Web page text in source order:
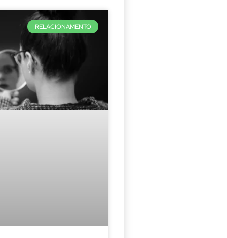
RELACIONAMENTO